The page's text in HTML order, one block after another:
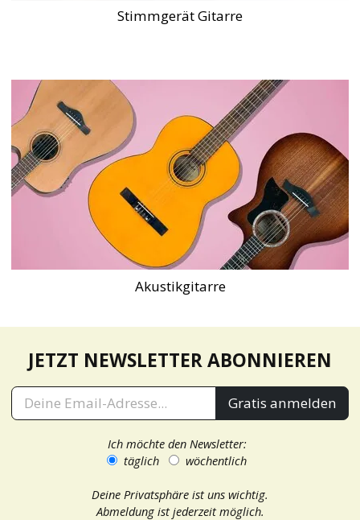
Stimmgerät Gitarre
Akustikgitarre
JETZT NEWSLETTER ABONNIEREN
Gratis anmelden
Ich möchte den Newsletter:
täglich
wöchentlich
Deine Privatsphäre ist uns wichtig.
Abmeldung ist jederzeit möglich.